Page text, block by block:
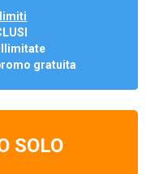
illimitate
gratuita
SOLO